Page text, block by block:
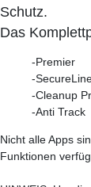
Schutz.
Das
-Premier
-
-Cleanup
-Anti Track
Nicht alle Apps
Funktionen